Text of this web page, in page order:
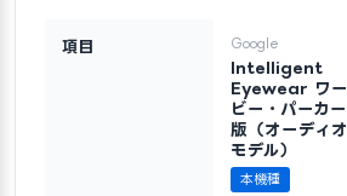
項目 Google
Intelligent
Eyewear ワー
ビー・パーカー
版（オーディオ
モデル）
本機種